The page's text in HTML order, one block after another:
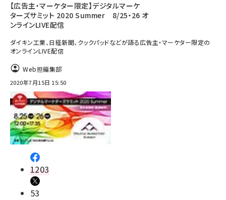
【広告主・マーケター限定】デジタルマーケ
ターズサミット 2020 Summer 8/25・26 オ
ンラインLIVE配信
ダイキン工業、日経新聞、クックパッドなどが語る広告主・マーケター限定の
オンラインLIVE配信
Web担編集部
2020年7月15日 15:50
1203
53